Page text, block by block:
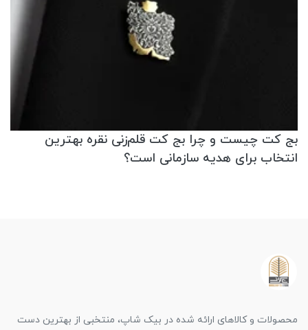
بج کت چیست و چرا بج کت قلم‌زنی نقره بهترین
انتخاب برای هدیه سازمانی است؟
محصولات و کالاهای ارائه شده در بیک شاپ، منتخبی از بهترین دست